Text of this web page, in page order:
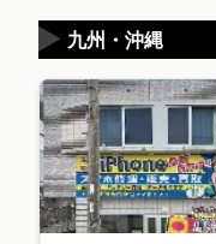
九州・沖縄
▶